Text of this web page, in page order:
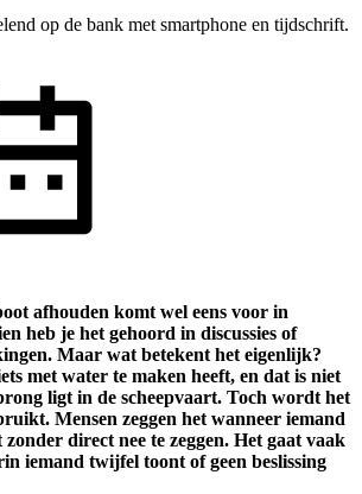
afhouden komt wel eens voor in
heb je het gehoord in discussies of
Maar wat betekent het eigenlijk?
met water te maken heeft, en dat is niet
ligt in de scheepvaart. Toch wordt het
Mensen zeggen het wanneer iemand
direct nee te zeggen. Het gaat vaak
iemand twijfel toont of geen beslissing